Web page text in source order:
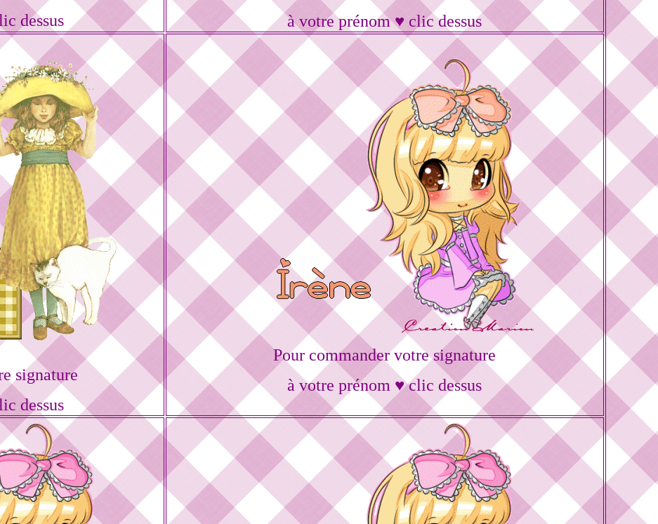
dessus
à votre prénom ♥ clic dessus
signature
dessus
Pour commander votre signature
à votre prénom ♥ clic dessus